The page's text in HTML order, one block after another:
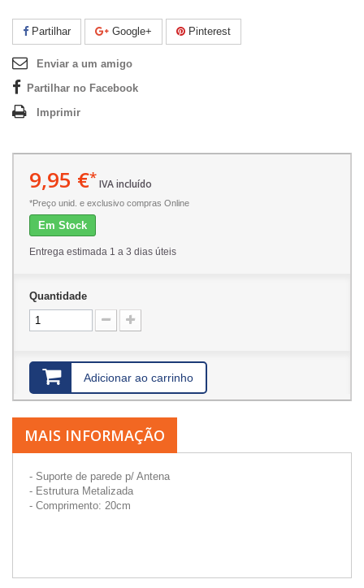
Partilhar Google+ Pinterest
Enviar a um amigo
Partilhar no Facebook
Imprimir
9,95 €*IVA incluído
*Preço unid. e exclusivo compras Online
Em Stock
Entrega estimada 1 a 3 dias úteis
Quantidade
Adicionar ao carrinho
MAIS INFORMAÇÃO
- Suporte de parede p/ Antena
- Estrutura Metalizada
- Comprimento: 20cm